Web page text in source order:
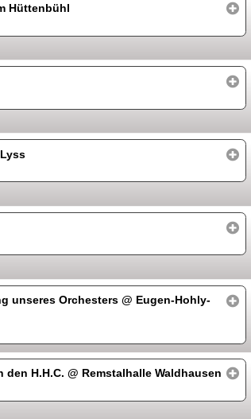
Hüttenbühl
unseres Orchesters@ Eugen-Hohly-
den H.H.C.@ Remstalhalle Waldhausen